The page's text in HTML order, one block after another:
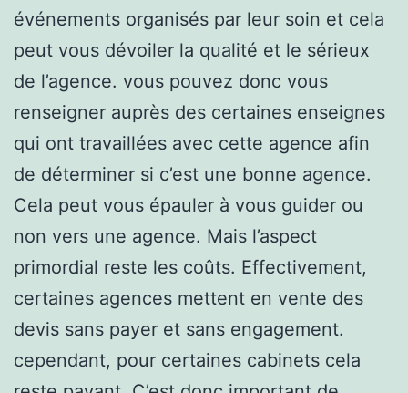
événements organisés par leur soin et cela
peut vous dévoiler la qualité et le sérieux
de l’agence. vous pouvez donc vous
renseigner auprès des certaines enseignes
qui ont travaillées avec cette agence afin
de déterminer si c’est une bonne agence.
Cela peut vous épauler à vous guider ou
non vers une agence. Mais l’aspect
primordial reste les coûts. Effectivement,
certaines agences mettent en vente des
devis sans payer et sans engagement.
cependant, pour certaines cabinets cela